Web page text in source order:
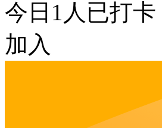
今日 1 人已打卡
加入